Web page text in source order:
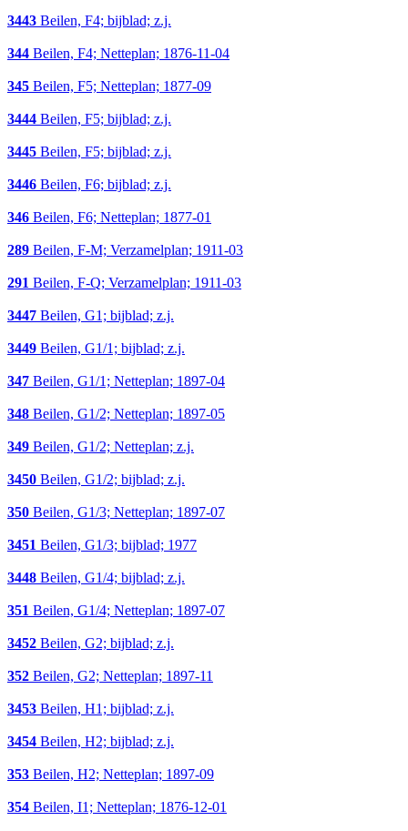
3443 Beilen, F4; bijblad; z.j.
344 Beilen, F4; Netteplan; 1876-11-04
345 Beilen, F5; Netteplan; 1877-09
3444 Beilen, F5; bijblad; z.j.
3445 Beilen, F5; bijblad; z.j.
3446 Beilen, F6; bijblad; z.j.
346 Beilen, F6; Netteplan; 1877-01
289 Beilen, F-M; Verzamelplan; 1911-03
291 Beilen, F-Q; Verzamelplan; 1911-03
3447 Beilen, G1; bijblad; z.j.
3449 Beilen, G1/1; bijblad; z.j.
347 Beilen, G1/1; Netteplan; 1897-04
348 Beilen, G1/2; Netteplan; 1897-05
349 Beilen, G1/2; Netteplan; z.j.
3450 Beilen, G1/2; bijblad; z.j.
350 Beilen, G1/3; Netteplan; 1897-07
3451 Beilen, G1/3; bijblad; 1977
3448 Beilen, G1/4; bijblad; z.j.
351 Beilen, G1/4; Netteplan; 1897-07
3452 Beilen, G2; bijblad; z.j.
352 Beilen, G2; Netteplan; 1897-11
3453 Beilen, H1; bijblad; z.j.
3454 Beilen, H2; bijblad; z.j.
353 Beilen, H2; Netteplan; 1897-09
354 Beilen, I1; Netteplan; 1876-12-01